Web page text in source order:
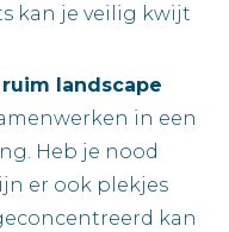
kan je veilig kwijt
ruim landscape
in een
Heb je nood
er ook plekjes
kan